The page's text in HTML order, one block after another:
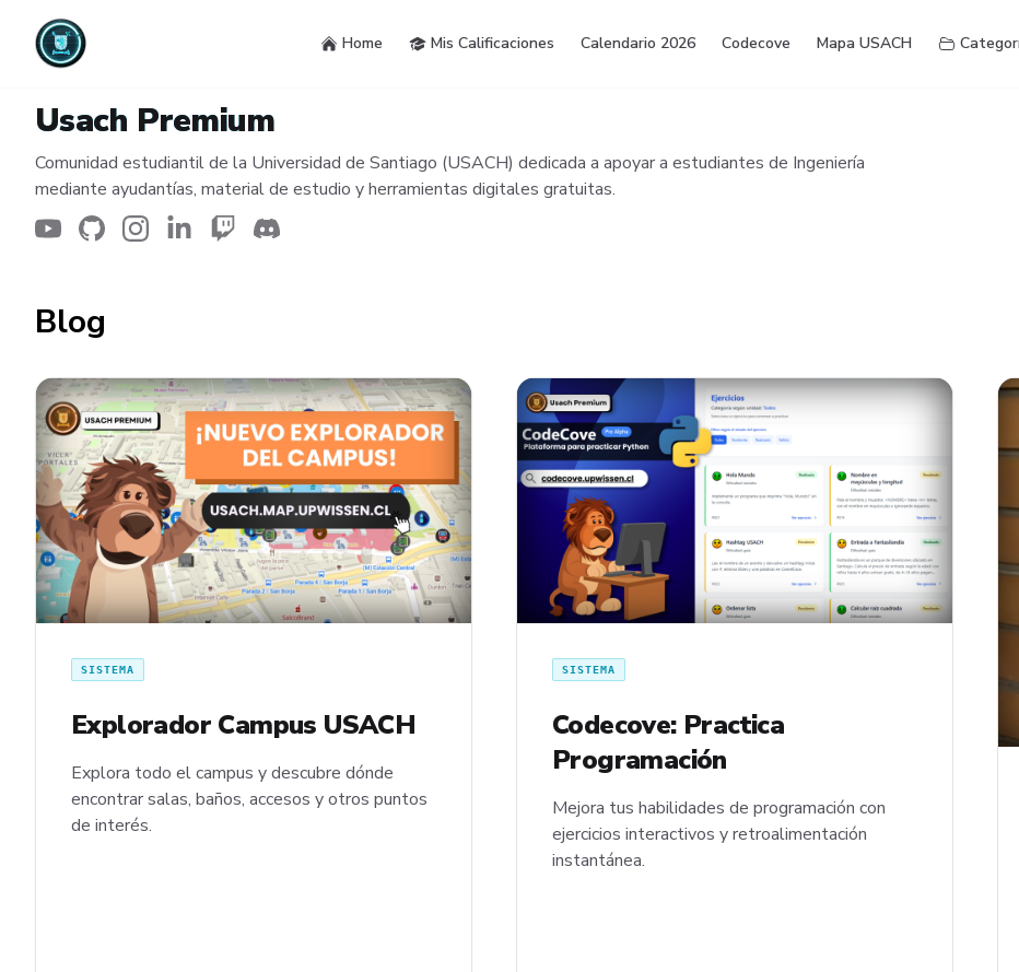
Home Mis Calificaciones Calendario 2026 Codecove Mapa USACH
Usach Premium
Comunidad estudiantil de la Universidad de Santiago (USACH) dedicada a apoyar a estudiantes de Ingeniería
mediante ayudantías, material de estudio y herramientas digitales gratuitas.
Blog
SISTEMA
Explorador Campus USACH
Explora todo el campus y descubre dónde
encontrar salas, baños, accesos y otros puntos
de interés.
SISTEMA
Codecove: Practica
Programación
Mejora tus habilidades de programación con
ejercicios interactivos y retroalimentación
instantánea.